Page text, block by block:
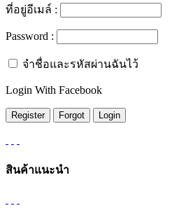
ที่อยู่อีเมล์ :
Password :
จำชื่อและรหัสผ่านฉันไว้
Login With Facebook
สินค้าแนะนำ